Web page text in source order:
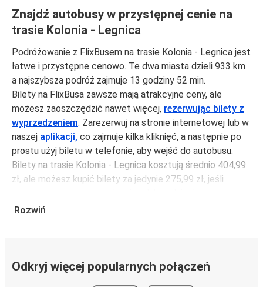
Znajdź autobusy w przystępnej cenie na
trasie Kolonia - Legnica
Podróżowanie z FlixBusem na trasie Kolonia - Legnica jest
łatwe i przystępne cenowo. Te dwa miasta dzieli 933 km
a najszybsza podróż zajmuje 13 godziny 52 min.
Bilety na FlixBusa zawsze mają atrakcyjne ceny, ale
możesz zaoszczędzić nawet więcej, rezerwując bilety z
wyprzedzeniem. Zarezerwuj na stronie internetowej lub w
naszej aplikacji, co zajmuje kilka kliknięć, a następnie po
prostu użyj biletu w telefonie, aby wejść do autobusu.
Bilety na trasie Kolonia - Legnica kosztują średnio 404,99
zł, ale możesz kupić bilety za jedynie 275,99 zł, jeśli
unikając weekendów i świąt. Aby podróżować szybko,
Rozwiń
Odkryj więcej popularnych połączeń